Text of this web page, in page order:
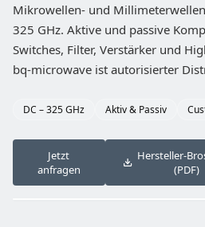
Mikrowellen- und
325 GHz. Aktive und passive
Switches, Filter, Verstärker und
bq-microwave ist autorisierter
DC – 325 GHz Aktiv & Passiv
Jetzt
anfragen
Hersteller-
(PDF)